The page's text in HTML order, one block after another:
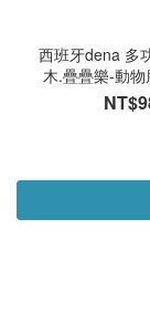
西班牙dena 多
木.疊疊樂-動